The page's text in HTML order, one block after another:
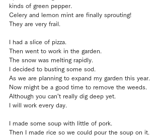
kinds of green pepper.
Celery and lemon mint are finally sprouting!
They are very frail.
I had a slice of pizza.
Then went to work in the garden.
The snow was melting rapidly.
I decided to busting some sod.
As we are planning to expand my garden this year.
Now might be a good time to remove the weeds.
Although you can’t really dig deep yet.
I will work every day.
I made some soup with little of pork.
Then I made rice so we could pour the soup on it.